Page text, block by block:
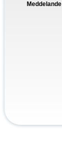
Meddelande